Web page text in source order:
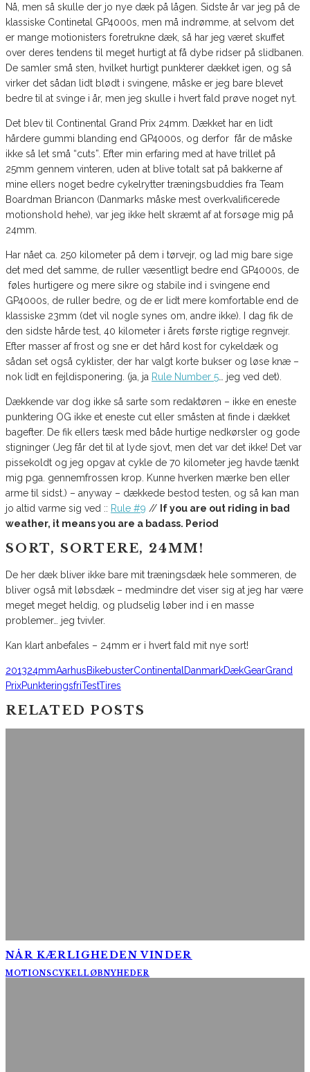
Nå, men så skulle der jo nye dæk på lågen. Sidste år var jeg på de
klassiske Continetal GP4000s, men må indrømme, at selvom det
er mange motionisters foretrukne dæk, så har jeg været skuffet
over deres tendens til meget hurtigt at få dybe ridser på slidbanen.
De samler små sten, hvilket hurtigt punkterer dækket igen, og så
virker det sådan lidt blødt i svingene, måske er jeg bare blevet
bedre til at svinge i år, men jeg skulle i hvert fald prøve noget nyt.
Det blev til Continental Grand Prix 24mm. Dækket har en lidt
hårdere gummi blanding end GP4000s, og derfor får de måske
ikke så let små “cuts”. Efter min erfaring med at have trillet på
25mm gennem vinteren, uden at blive totalt sat på bakkerne af
mine ellers noget bedre cykelrytter træningsbuddies fra Team
Boardman Briancon (Danmarks måske mest overkvalificerede
motionshold hehe), var jeg ikke helt skræmt af at forsøge mig på
24mm.
Har nået ca. 250 kilometer på dem i tørvejr, og lad mig bare sige
det med det samme, de ruller væsentligt bedre end GP4000s, de
føles hurtigere og mere sikre og stabile ind i svingene end
GP4000s, de ruller bedre, og de er lidt mere komfortable end de
klassiske 23mm (det vil nogle synes om, andre ikke). I dag fik de
den sidste hårde test, 40 kilometer i årets første rigtige regnvejr.
Efter masser af frost og sne er det hård kost for cykeldæk og
sådan set også cyklister, der har valgt korte bukser og løse knæ –
nok lidt en fejldisponering. (ja, ja Rule Number 5 … jeg ved det).
Dækkende var dog ikke så sarte som redaktøren – ikke en eneste
punktering OG ikke et eneste cut eller småsten at finde i dækket
bagefter. De fik ellers tæsk med både hurtige nedkørsler og gode
stigninger (Jeg får det til at lyde sjovt, men det var det ikke! Det var
pissekoldt og jeg opgav at cykle de 70 kilometer jeg havde tænkt
mig pga. gennemfrossen krop. Kunne hverken mærke ben eller
arme til sidst.) – anyway – dækkede bestod testen, og så kan man
jo altid varme sig ved :: Rule #9 // If you are out riding in bad
weather, it means you are a badass. Period
SORT, SORTERE, 24MM!
De her dæk bliver ikke bare mit træningsdæk hele sommeren, de
bliver også mit løbsdæk – medmindre det viser sig at jeg har være
meget meget heldig, og pludselig løber ind i en masse
problemer… jeg tvivler.
Kan klart anbefales – 24mm er i hvert fald mit nye sort!
201324mmAarhusBikebusterContinentalDanmarkDækGearGrand
PrixPunkteringsfriTestTires
RELATED POSTS
NÅR KÆRLIGHEDEN VINDER
MOTIONSCYKELLØBNYHEDER